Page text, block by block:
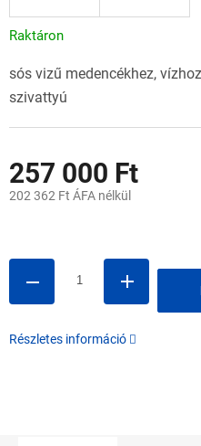
257 000 Ft
202 362 Ft ÁFA nélkül
Raktáron
sós vizű medencékhez,
szivattyú
Részletes információ